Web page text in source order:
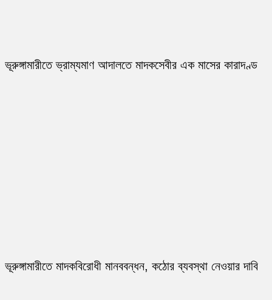
ভূরুঙ্গামারীতে ভ্রাম্যমাণ আদালতে মাদকসেবীর এক মাসের কারাদণ্ড
ভূরুঙ্গামারীতে মাদকবিরোধী মানববন্ধন, কঠোর ব্যবস্থা নেওয়ার দাবি